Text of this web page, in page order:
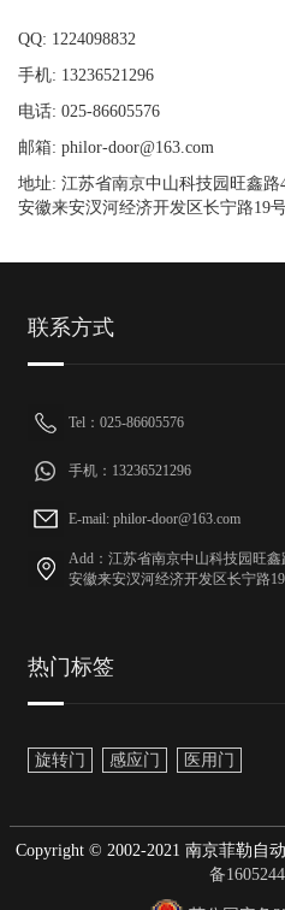
QQ: 1224098832
手机: 13236521296
电话: 025-86605576
邮箱: philor-door@163.com
地址: 江苏省南京中山科技园旺鑫路
安徽来安汊河经济开发区长宁路19
联系方式
Tel：025-86605576
手机：13236521296
E-mail: philor-door@163.com
Add：江苏省南京中山科技园旺鑫
安徽来安汊河经济开发区长宁路
热门标签
旋转门 感应门 医用门
Copyright © 2002-2021 南京菲勒自
备